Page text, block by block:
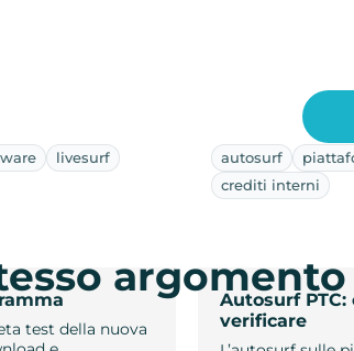
livesurf
test della nuova
autosurf
crediti interni
Autosurf PTC:
verificare
argomento